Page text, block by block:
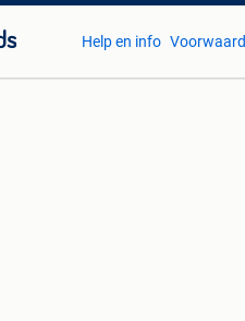
Help en info